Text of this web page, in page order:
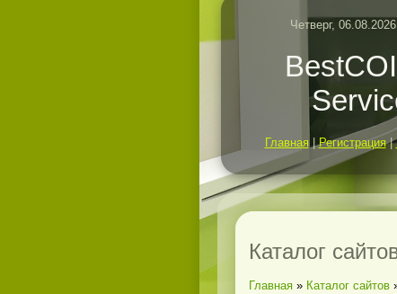
Четверг,
Главная |Регистрация|
Каталог
Главная » Каталог сайтов